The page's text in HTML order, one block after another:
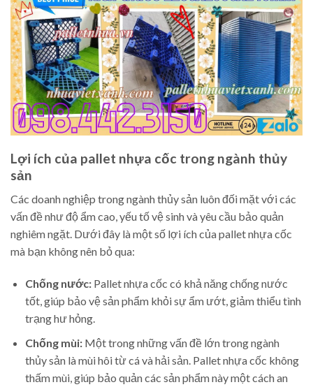
Lợi ích của pallet nhựa cốc trong ngành thủy
sản
Các doanh nghiệp trong ngành thủy sản luôn đối mặt với các
vấn đề như độ ẩm cao, yếu tố vệ sinh và yêu cầu bảo quản
nghiêm ngặt. Dưới đây là một số lợi ích của pallet nhựa cốc
mà bạn không nên bỏ qua:
Chống nước:Pallet nhựa cốc có khả năng chống nước
tốt, giúp bảo vệ sản phẩm khỏi sự ẩm ướt, giảm thiểu tình
trạng hư hỏng.
Chống mùi:Một trong những vấn đề lớn trong ngành
thủy sản là mùi hôi từ cá và hải sản. Pallet nhựa cốc không
thấm mùi, giúp bảo quản các sản phẩm này một cách an